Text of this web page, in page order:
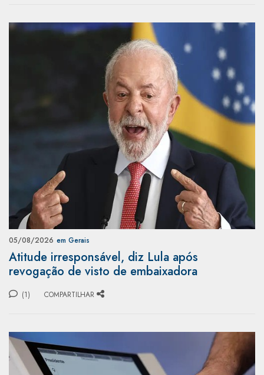
05/08/2026 em Gerais
Atitude irresponsável, diz Lula após
revogação de visto de embaixadora
(1) COMPARTILHAR